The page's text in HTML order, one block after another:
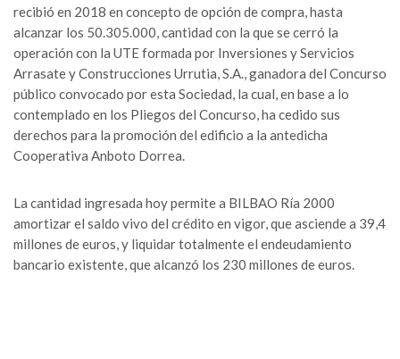
recibió en 2018 en concepto de opción de compra, hasta
alcanzar los 50.305.000, cantidad con la que se cerró la
operación con la UTE formada por Inversiones y Servicios
Arrasate y Construcciones Urrutia, S.A., ganadora del Concurso
público convocado por esta Sociedad, la cual, en base a lo
contemplado en los Pliegos del Concurso, ha cedido sus
derechos para la promoción del edificio a la antedicha
Cooperativa Anboto Dorrea.
La cantidad ingresada hoy permite a BILBAO Ría 2000
amortizar el saldo vivo del crédito en vigor, que asciende a 39,4
millones de euros, y liquidar totalmente el endeudamiento
bancario existente, que alcanzó los 230 millones de euros.